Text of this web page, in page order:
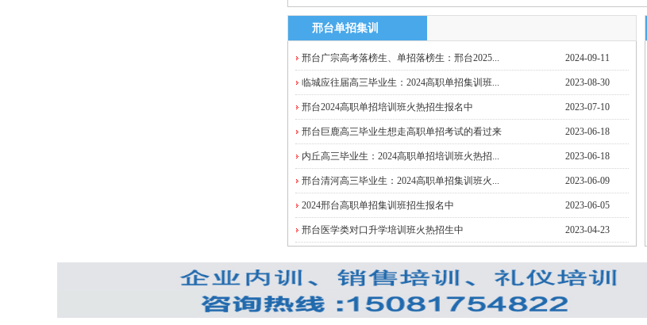
邢台单招集训
邢台广宗高考落榜生、单招落榜生：邢台2025... 2024-09-11
临城应往届高三毕业生：2024高职单招集训班... 2023-08-30
邢台2024高职单招培训班火热招生报名中 2023-07-10
邢台巨鹿高三毕业生想走高职单招考试的看过来 2023-06-18
内丘高三毕业生：2024高职单招培训班火热招... 2023-06-18
邢台清河高三毕业生：2024高职单招集训班火... 2023-06-09
2024邢台高职单招集训班招生报名中 2023-06-05
邢台医学类对口升学培训班火热招生中 2023-04-23